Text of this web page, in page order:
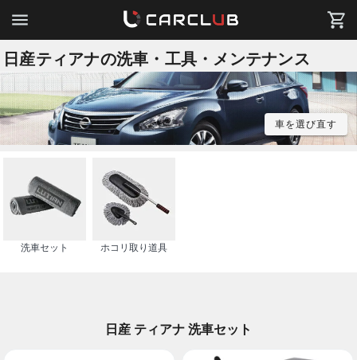
日産ティアナの洗車・工具・メンテナンス
車を選び直す
洗車セット ホコリ取り道具
日産 ティアナ 洗車セット